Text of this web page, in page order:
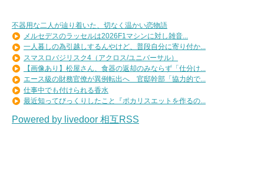
不器用な二人が辿り着いた、切なく温かい恋物語
メルセデスのラッセルは2026F1マシンに対し雑音...
一人暮しの為引越しするんやけど、普段自分に寄り付か...
スマスロバジリスク4（アクロス/ユニバーサル）
【画像あり】松屋さん、食器の返却のみならず「仕分け...
エース級の財務官僚が異例転出へ 官邸幹部「協力的で...
仕事中でも付けられる香水
最近知ってびっくりしたこと『ポカリスエットを作るの...
Powered by livedoor 相互RSS